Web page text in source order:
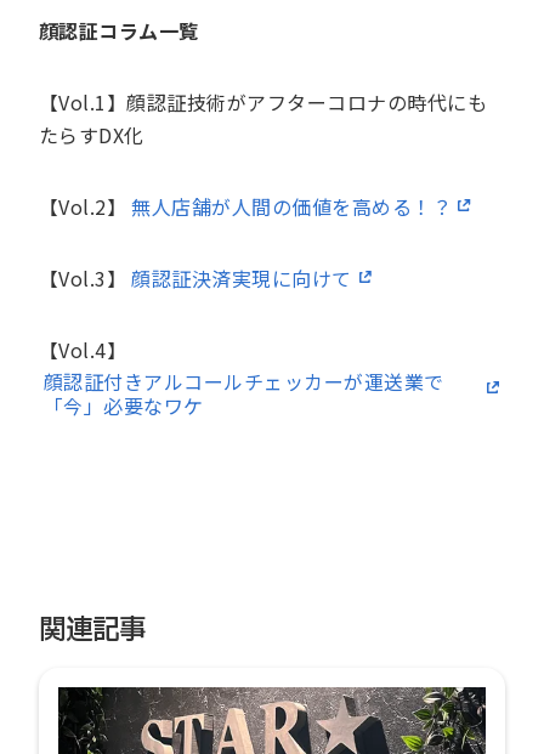
顔認証コラム一覧
【Vol.1】顔認証技術がアフターコロナの時代にも
たらすDX化
【Vol.2】 無人店舗が人間の価値を高める！？
【Vol.3】 顔認証決済実現に向けて
【Vol.4】
顔認証付きアルコールチェッカーが運送業で
「今」必要なワケ
関連記事